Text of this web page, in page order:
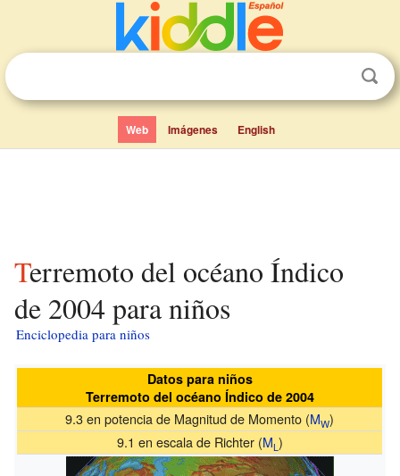
Web Imágenes English
Terremoto del océano Índico
de 2004 para niños
Enciclopedia para niños
Datos para niños
Terremoto del océano Índico de 2004
9.3 en potencia de Magnitud de Momento (MW)
9.1 en escala de Richter (ML )